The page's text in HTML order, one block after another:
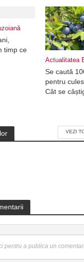
timp ce
Actualitatea
Se caută
pentru
Cât se
VEZI
pentru a publica un